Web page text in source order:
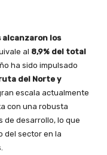
alcanzaron los
al 8,9% del total
ha sido impulsado
del Norte y
escala actualmente
con una robusta
desarrollo, lo que
del sector en la